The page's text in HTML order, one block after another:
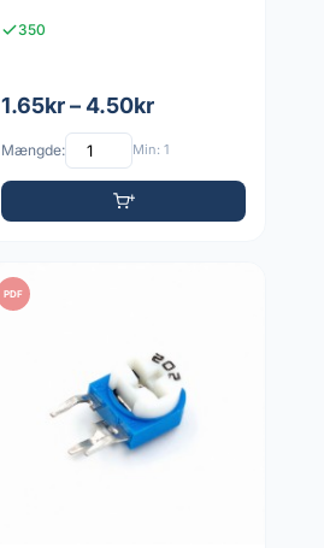
350
1.65kr – 4.50kr
Mængde: Min: 1
PDF